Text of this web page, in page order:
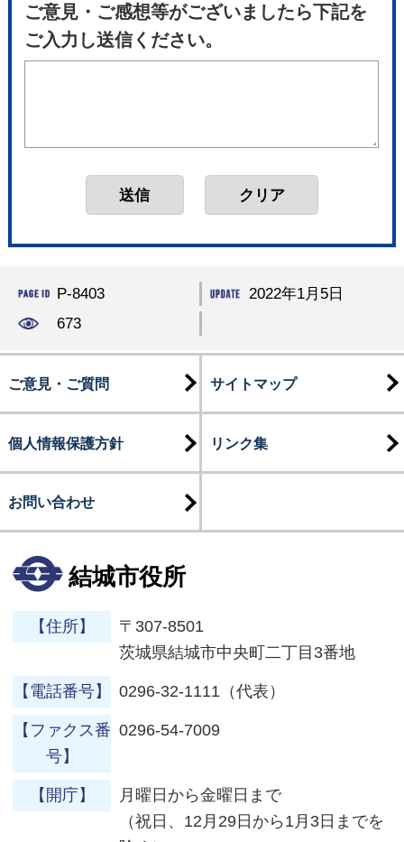
ご意見・ご感想等がございましたら下記を
ご入力し送信ください。
P-8403
2022年1月5日
673
ご意見・ご質問 サイトマップ
個人情報保護方針 リンク集
お問い合わせ
結城市役所
【住所】
〒307-8501
茨城県結城市中央町二丁目3番地
【電話番号】 0296-32-1111（代表）
【ファクス番
号】
0296-54-7009
【開庁】
月曜日から金曜日まで
（祝日、12月29日から1月3日までを